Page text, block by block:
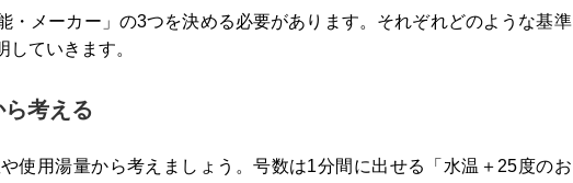
・メーカー」の3つを決める必要があります。それぞれどのような基準
ていきます。
考える
使用湯量から考えましょう。号数は1分間に出せる「水温＋25度のお